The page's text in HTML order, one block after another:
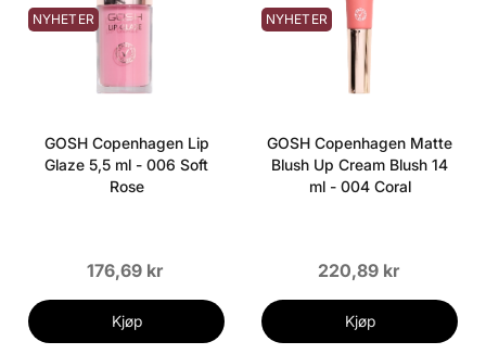
NYHETER
GOSH Copenhagen Lip
Glaze 5,5 ml - 006 Soft
Rose
176,69 kr
Kjøp
NYHETER
GOSH Copenhagen Matte
Blush Up Cream Blush 14
ml - 004 Coral
220,89 kr
Kjøp